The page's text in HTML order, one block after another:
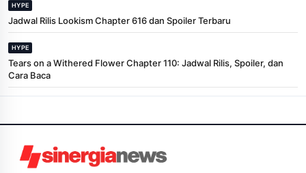
HYPE
Jadwal Rilis Lookism Chapter 616 dan Spoiler Terbaru
HYPE
Tears on a Withered Flower Chapter 110: Jadwal Rilis, Spoiler, dan
Cara Baca